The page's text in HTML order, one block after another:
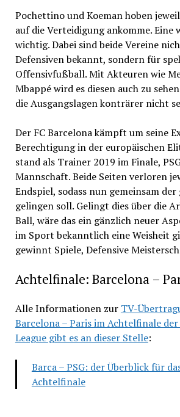
Pochettino und Koeman hoben
auf die Verteidigung ankomme. Eine
wichtig. Dabei sind beide Vereine
Defensiven bekannt, sondern für
Offensivfußball. Mit Akteuren wie
Mbappé wird es diesen auch zu
die Ausgangslagen konträrer nicht
Der FC Barcelona kämpft um seine
Berechtigung in der europäischen
stand als Trainer 2019 im Finale,
Mannschaft. Beide Seiten verloren
Endspiel, sodass nun gemeinsam
gelingen soll. Gelingt dies über die
Ball, wäre das ein gänzlich neuer
im Sport bekanntlich eine Weisheit
gewinnt Spiele, Defensive
Achtelfinale: Barcelona –
Alle Informationen zur TV-
Barcelona – Paris im Achtelfinale
League gibt es an dieser Stelle:
Barca – PSG: der Überblick für
Achtelfinale